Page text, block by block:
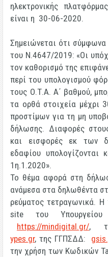
ηλεκτρονικής
είναι η 30-06-2020.
Σημειώνεται ότι
του Ν.4647/2019: «Οι
τον καθορισμό της
περί του υπολογισμού
τους Ο.Τ.Α. Α΄ βαθμού,
τα ορθά στοιχεία μέχρι
προστίμων για τη μη
δήλωσης. Διαφορές
και εισφορές εκ των
εδαφίου υπολογίζονται
1η.1.2020».
Το θέμα αφορά στη
ανάμεσα στα δηλωθέντα
ρεύματος τετραγωνικά. Η
site του Υπουργείου
https://mindigital.gr/,
ypes.gr, της ΓΓΠΣΔΔ:
την χρήση των Κωδικών